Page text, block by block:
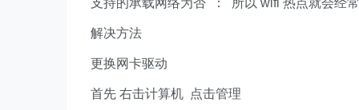
支持的承载网络为否 ： 所以 wifi 热点就会经
解决方法
更换网卡驱动
首先 右击计算机 点击管理